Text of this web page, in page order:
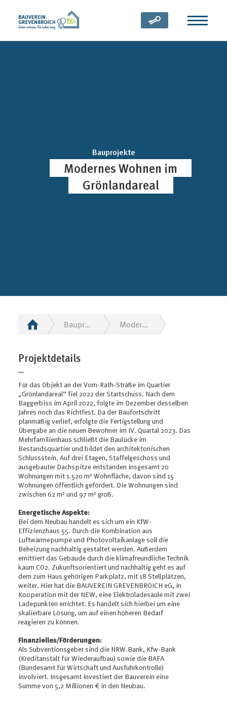
(öffnet in neuem Tab)
Bauprojekte
Modernes Wohnen im
Grönlandareal
Bauprojekte Modernes Wohnen im Grönlandareal
Projektdetails
─
Für das Objekt an der Vom-Rath-Straße im Quartier
„Grönlandareal“ fiel 2022 der Startschuss. Nach dem
Baggerbiss im April 2022, folgte im Dezember desselben
Jahres noch das Richtfest. Da der Baufortschritt
planmäßig verlief, erfolgte die Fertigstellung und
Übergabe an die neuen Bewohner im IV. Quartal 2023. Das
Mehrfamilienhaus schließt die Baulücke im
Bestandsquartier und bildet den architektonischen
Schlussstein. Auf drei Etagen, Staffelgeschoss und
ausgebauter Dachspitze entstanden insgesamt 20
Wohnungen mit 1.520 m² Wohnfläche, davon sind 15
Wohnungen öffentlich gefördert. Die Wohnungen sind
zwischen 62 m² und 97 m² groß.
Energetische Aspekte:
Bei dem Neubau handelt es sich um ein KfW-
Effizienzhaus 55. Durch die Kombination aus
Luftwärmepumpe und Photovoltaikanlage soll die
Beheizung nachhaltig gestaltet werden. Außerdem
emittiert das Gebäude durch die klimafreundliche Technik
kaum CO2. Zukunftsorientiert und nachhaltig geht es auf
dem zum Haus gehörigen Parkplatz, mit 18 Stellplätzen,
weiter. Hier hat die BAUVEREIN GREVENBROICH eG, in
Kooperation mit der NEW, eine Elektroladesäule mit zwei
Ladepunkten errichtet. Es handelt sich hierbei um eine
skalierbare Lösung, um auf einen höheren Bedarf
reagieren zu können.
Finanzielles/Förderungen:
Als Subventionsgeber sind die NRW.Bank, Kfw-Bank
(Kreditanstalt für Wiederaufbau) sowie die BAFA
(Bundesamt für Wirtschaft und Ausfuhrkontrolle)
involviert. Insgesamt investiert der Bauverein eine
Summe von 5,2 Millionen € in den Neubau.